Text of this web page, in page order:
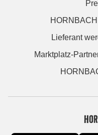
Lieferant
Marktplatz-